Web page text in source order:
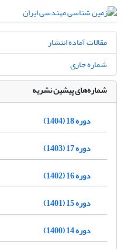
مقالات آماده انتشار
شماره جاری
شماره‌های پیشین نشریه
دوره 18 (1404)
دوره 17 (1403)
دوره 16 (1402)
دوره 15 (1401)
دوره 14 (1400)